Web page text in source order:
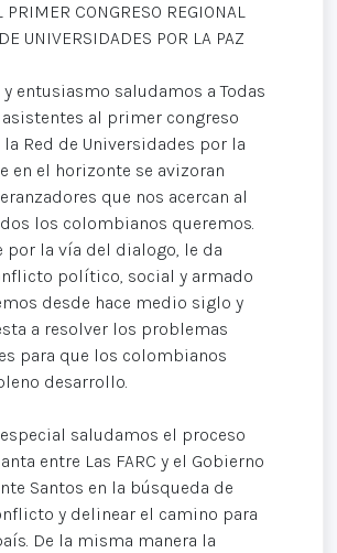
PRIMER CONGRESO REGIONAL
UNIVERSIDADES POR LA PAZ
y entusiasmo saludamos a Todas
al primer congreso
Red de Universidades por la
en el horizonte se avizoran
que nos acercan al
los colombianos queremos.
por la vía del dialogo, le da
político, social y armado
desde hace medio siglo y
a resolver los problemas
para que los colombianos
desarrollo.
saludamos el proceso
entre Las FARC y el Gobierno
Santos en la búsqueda de
y delinear el camino para
De la misma manera la